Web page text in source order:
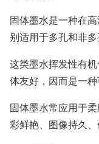
固体墨水是一种在
别适用于多孔和非多
这类墨水挥发性有
体友好，因而是一种
固体墨水常应用于
彩鲜艳、图像持久、